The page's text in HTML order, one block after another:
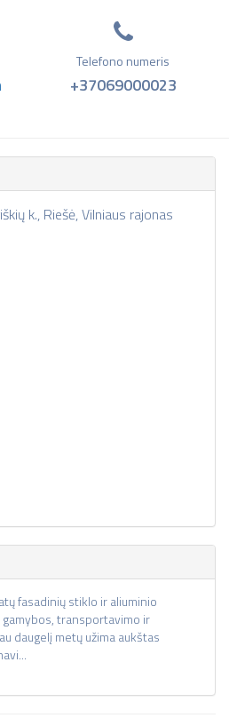
Telefono numeris
+37069000023
k., Riešė, Vilniaus rajonas
fasadinių stiklo ir aliuminio
transportavimo ir
daugelį metų užima aukštas